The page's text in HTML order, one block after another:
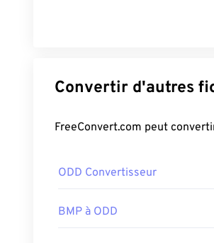
ODD Convertisseur
BMP à ODD